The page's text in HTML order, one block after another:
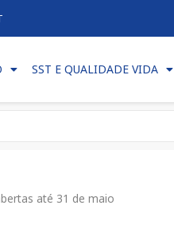
SST E QUALIDADE VIDA
até 31 de maio